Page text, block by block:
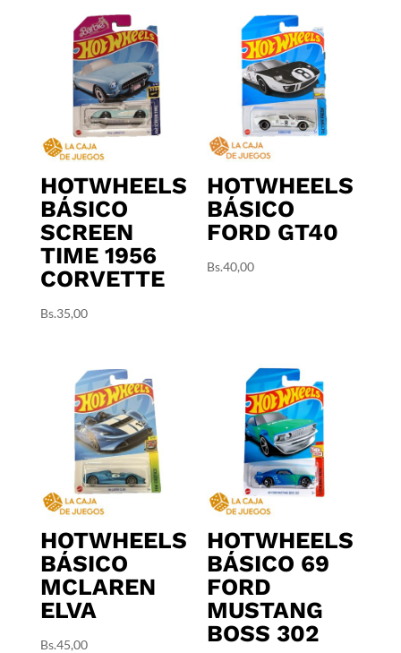
HOTWHEELS
BÁSICO
SCREEN
TIME 1956
CORVETTE
Bs.35,00
HOTWHEELS
BÁSICO
FORD GT40
Bs.40,00
HOTWHEELS
BÁSICO
MCLAREN
ELVA
Bs.45,00
HOTWHEELS
BÁSICO 69
FORD
MUSTANG
BOSS 302